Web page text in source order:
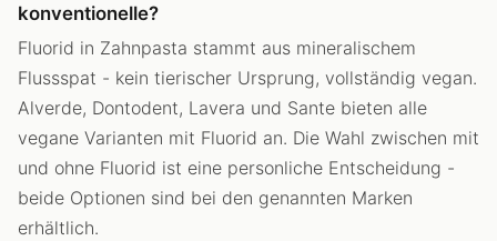
konventionelle?
Fluorid in Zahnpasta stammt aus mineralischem
Flussspat - kein tierischer Ursprung, vollständig vegan.
Alverde, Dontodent, Lavera und Sante bieten alle
vegane Varianten mit Fluorid an. Die Wahl zwischen mit
und ohne Fluorid ist eine personliche Entscheidung -
beide Optionen sind bei den genannten Marken
erhältlich.